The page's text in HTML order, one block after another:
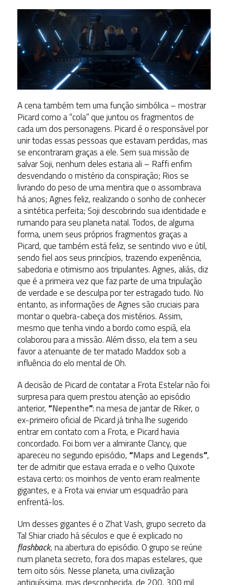
A cena também tem uma função simbólica – mostrar
Picard como a “cola” que juntou os fragmentos de
cada um dos personagens. Picard é o responsável por
unir todas essas pessoas que estavam perdidas, mas
se encontraram graças a ele. Sem sua missão de
salvar Soji, nenhum deles estaria ali – Raffi enfim
desvendando o mistério da conspiração; Rios se
livrando do peso de uma mentira que o assombrava
há anos; Agnes feliz, realizando o sonho de conhecer
a sintética perfeita; Soji descobrindo sua identidade e
rumando para seu planeta natal. Todos, de alguma
forma, unem seus próprios fragmentos graças a
Picard, que também está feliz, se sentindo vivo e útil,
sendo fiel aos seus princípios, trazendo experiência,
sabedoria e otimismo aos tripulantes. Agnes, aliás, diz
que é a primeira vez que faz parte de uma tripulação
de verdade e se desculpa por ter estragado tudo. No
entanto, as informações de Agnes são cruciais para
montar o quebra-cabeça dos mistérios. Assim,
mesmo que tenha vindo a bordo como espiã, ela
colaborou para a missão. Além disso, ela tem a seu
favor a atenuante de ter matado Maddox sob a
influência do elo mental de Oh.
A decisão de Picard de contatar a Frota Estelar não foi
surpresa para quem prestou atenção ao episódio
anterior,“Nepenthe”: na mesa de jantar de Riker, o
ex-primeiro oficial de Picard já tinha lhe sugerido
entrar em contato com a Frota, e Picard havia
concordado. Foi bom ver a almirante Clancy, que
apareceu no segundo episódio,“Maps and Legends”,
ter de admitir que estava errada e o velho Quixote
estava certo: os moinhos de vento eram realmente
gigantes, e a Frota vai enviar um esquadrão para
enfrentá-los.
Um desses gigantes é o Zhat Vash, grupo secreto da
Tal Shiar criado há séculos e que é explicado no
flashback, na abertura do episódio. O grupo se reúne
num planeta secreto, fora dos mapas estelares, que
tem oito sóis. Nesse planeta, uma civilização